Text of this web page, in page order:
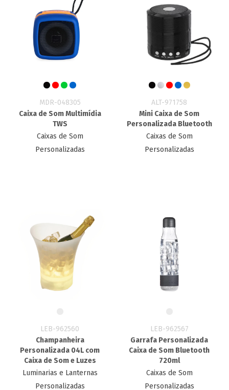
MDR-048305
Caixa de Som Multimídia
TWS
Caixas de Som
Personalizadas
ALT-971758
Mini Caixa de Som
Personalizada Bluetooth
Caixas de Som
Personalizadas
LEB-962560
Champanheira
Personalizada 04L com
Caixa de Som e Luzes
Luminarias e Lanternas
Personalizadas
LEB-962567
Garrafa Personalizada
Caixa de Som Bluetooth
720ml
Caixas de Som
Personalizadas